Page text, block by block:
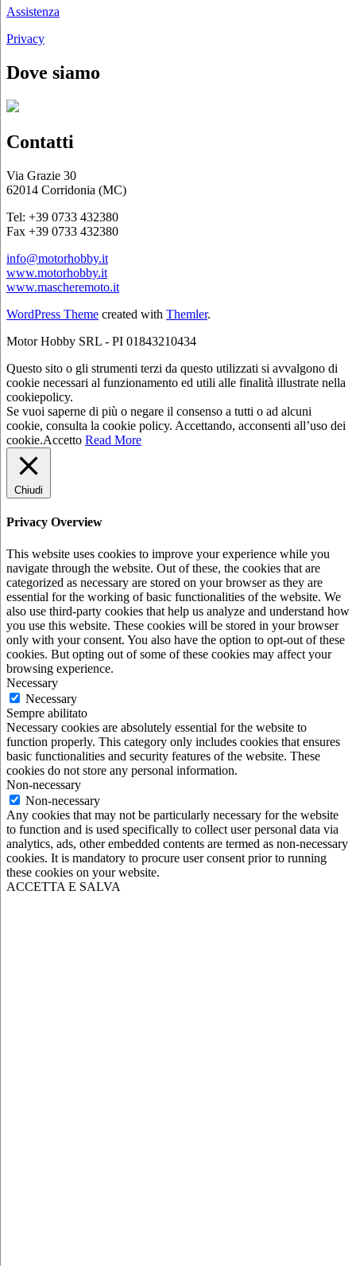
Assistenza
Privacy
Dove siamo
Contatti
Via Grazie 30
62014 Corridonia (MC)
Tel: +39 0733 432380
Fax +39 0733 432380
info@motorhobby.it
www.motorhobby.it
www.mascheremoto.it
WordPress Theme created with Themler.
Motor Hobby SRL - PI 01843210434
Questo sito o gli strumenti terzi da questo utilizzati si avvalgono di
cookie necessari al funzionamento ed utili alle finalità illustrate nella
cookiepolicy.
Se vuoi saperne di più o negare il consenso a tutti o ad alcuni
cookie, consulta la cookie policy. Accettando, acconsenti all’uso dei
cookie.Accetto Read More
Chiudi
Privacy Overview
This website uses cookies to improve your experience while you
navigate through the website. Out of these, the cookies that are
categorized as necessary are stored on your browser as they are
essential for the working of basic functionalities of the website. We
also use third-party cookies that help us analyze and understand how
you use this website. These cookies will be stored in your browser
only with your consent. You also have the option to opt-out of these
cookies. But opting out of some of these cookies may affect your
browsing experience.
Necessary
Necessary
Sempre abilitato
Necessary cookies are absolutely essential for the website to
function properly. This category only includes cookies that ensures
basic functionalities and security features of the website. These
cookies do not store any personal information.
Non-necessary
Non-necessary
Any cookies that may not be particularly necessary for the website
to function and is used specifically to collect user personal data via
analytics, ads, other embedded contents are termed as non-necessary
cookies. It is mandatory to procure user consent prior to running
these cookies on your website.
ACCETTA E SALVA